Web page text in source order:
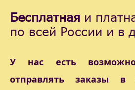
Бесплатная и
по всей России и в
У нас есть
отправлять заказы в